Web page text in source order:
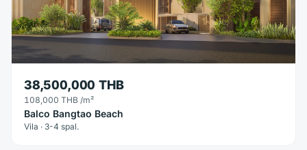
38,500,000 THB
108,000 THB /m²
Balco Bangtao Beach
Vila · 3-4 spal.